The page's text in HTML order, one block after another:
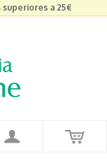
a 25€